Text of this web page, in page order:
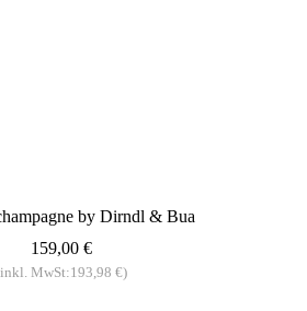
by Dirndl & Bua
159,00 €
MwSt:193,98 €)